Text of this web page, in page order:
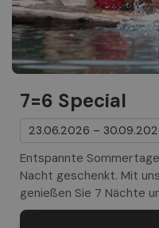
7=6 Special
23.06.2026 –
Entspannte
Nacht geschenkt. Mit
genießen Sie 7 Nächte